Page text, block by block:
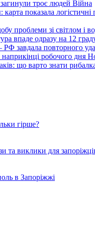
троє людей Війна
показала логістичні
проблеми зі світлом
впаде одразу на 12
завдала повторного
робочого дня
що варто знати
гірше?
та виклики для
в Запоріжжі